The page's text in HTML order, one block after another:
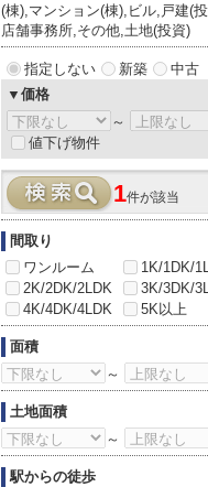
(棟),マンション(棟),ビル,戸建(
店舗事務所,その他,土地(投資)
指定しない 新築
中古
▼価格
～
値下げ物件
1件が該当
間取り
ワンルーム
1K/1DK/
2K/2DK/2LDK
3K/3DK/
4K/4DK/4LDK
5K以上
面積
～
土地面積
～
駅からの徒歩